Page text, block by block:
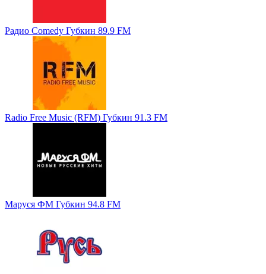
Радио Comedy Губкин 89.9 FM
Radio Free Music (RFM) Губкин 91.3 FM
Маруся ФМ Губкин 94.8 FM